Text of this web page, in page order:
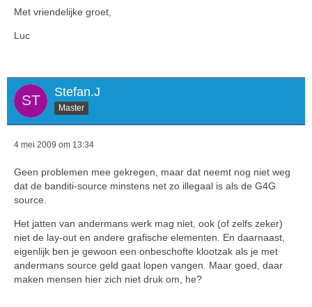
Met vriendelijke groet,
Luc
Stefan.J
Master
4 mei 2009 om 13:34
Geen problemen mee gekregen, maar dat neemt nog niet weg
dat de banditi-source minstens net zo illegaal is als de G4G
source.
Het jatten van andermans werk mag niet, ook (of zelfs zeker)
niet de lay-out en andere grafische elementen. En daarnaast,
eigenlijk ben je gewoon een onbeschofte klootzak als je met
andermans source geld gaat lopen vangen. Maar goed, daar
maken mensen hier zich niet druk om, he?